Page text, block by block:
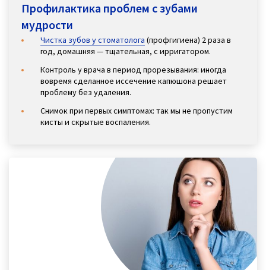
Профилактика проблем с зубами
мудрости
Чистка зубов у стоматолога (профгигиена) 2 раза в
год, домашняя — тщательная, с ирригатором.
Контроль у врача в период прорезывания: иногда
вовремя сделанное иссечение капюшона решает
проблему без удаления.
Снимок при первых симптомах: так мы не пропустим
кисты и скрытые воспаления.